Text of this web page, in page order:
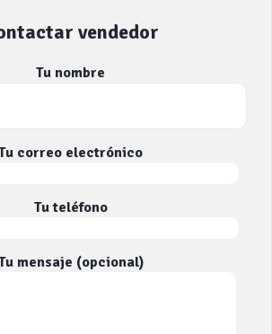
vendedor
Tu nombre
correo electrónico
Tu teléfono
mensaje (opcional)